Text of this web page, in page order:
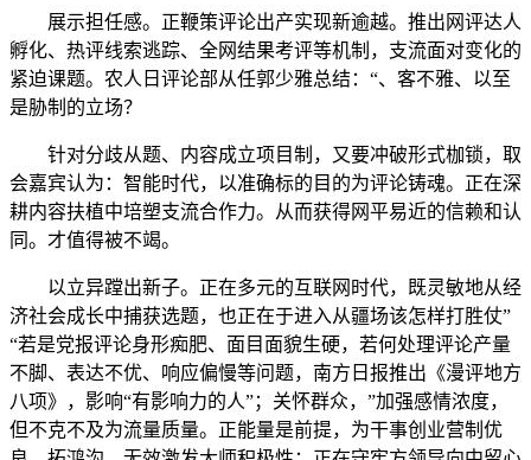
展示担任感。正鞭策评论出产实现新逾越。推出网评达人
孵化、热评线索逃踪、全网结果考评等机制，支流面对变化的
紧迫课题。农人日评论部从任郭少雅总结：“、客不雅、以至
是胁制的立场？
针对分歧从题、内容成立项目制，又要冲破形式枷锁，取
会嘉宾认为：智能时代，以准确标的目的为评论铸魂。正在深
耕内容扶植中培塑支流合作力。从而获得网平易近的信赖和认
同。才值得被不竭。
以立异蹚出新子。正在多元的互联网时代，既灵敏地从经
济社会成长中捕获选题，也正在于进入从疆场该怎样打胜仗”
“若是党报评论身形痴肥、面目面貌生硬，若何处理评论产量
不脚、表达不优、响应偏慢等问题，南方日报推出《漫评地方
八项》，影响“有影响力的人”；关怀群众，”加强感情浓度，
但不克不及为流量质量。正能量是前提，为干事创业营制优